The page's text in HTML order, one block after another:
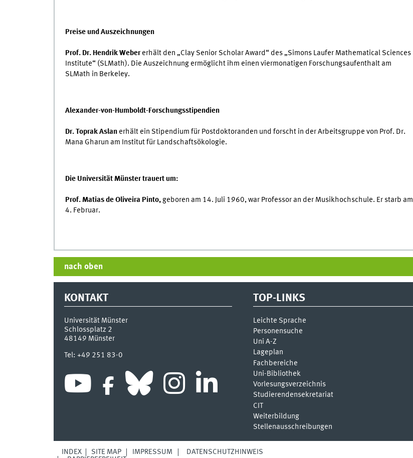
Preise und Auszeichnungen
Prof. Dr. Hendrik Webererhält den „Clay Senior Scholar Award“ des „Simons Laufer Mathematical Sciences
Institute“ (SLMath). Die Auszeichnung ermöglicht ihm einen viermonatigen Forschungsaufenthalt am
SLMath in Berkeley.
Alexander-von-Humboldt-Forschungsstipendien
Dr. Toprak Aslanerhält ein Stipendium für Postdoktoranden und forscht in der Arbeitsgruppe von Prof. Dr.
Mana Gharun am Institut für Landschaftsökologie.
Die Universität Münster trauert um:
Prof. Matias de Oliveira Pinto,geboren am 14. Juli 1960, war Professor an der Musikhochschule. Er starb am
4. Februar.
nach oben
KONTAKT
Universität Münster
Schlossplatz 2
48149 Münster
Tel: +49 251 83-0
TOP-LINKS
Leichte Sprache
Personensuche
Uni A-Z
Lageplan
Fachbereiche
Uni-Bi­bli­o­thek
Vor­le­sungs­ver­zeich­nis
Stu­die­ren­den­se­kre­ta­ri­at
CIT
Weiterbildung
Stellenausschreibungen
INDEX SITE MAP IMPRESSUM
DATENSCHUTZHINWEIS